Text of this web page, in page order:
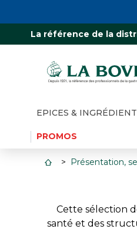
La référence de la
EPICES &
PROMOS
Présentation,
Cette sélection
santé et des